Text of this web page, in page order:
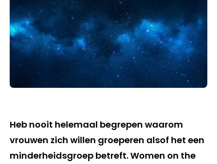
Heb nooit helemaal begrepen waarom
vrouwen zich willen groeperen alsof het een
minderheidsgroep betreft. Women on the